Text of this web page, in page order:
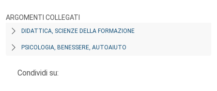
ARGOMENTI COLLEGATI
DIDATTICA, SCIENZE DELLA FORMAZIONE
PSICOLOGIA, BENESSERE, AUTOAIUTO
Condividi su: